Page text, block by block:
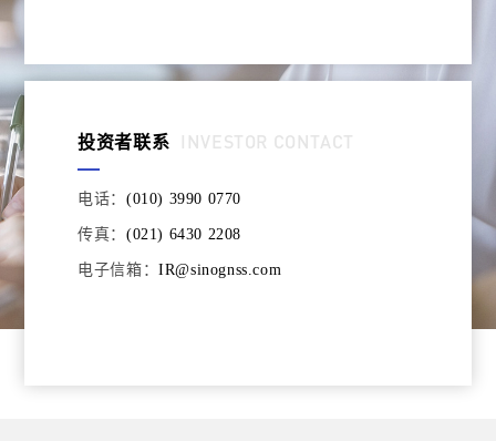
投资者联系 INVESTOR CONTACT
电话： (010) 3990 0770
传真： (021) 6430 2208
电子信箱：IR@sinognss.com